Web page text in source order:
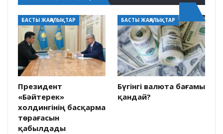
БАСТЫ ЖАҢАЛЫҚТАР
Президент
«Бәйтерек»
холдингінің басқарма
төрағасын
қабылдады
БАСТЫ ЖАҢАЛЫҚТАР
Бүгінгі валюта бағамы
қандай?